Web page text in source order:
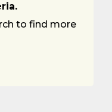
to find more